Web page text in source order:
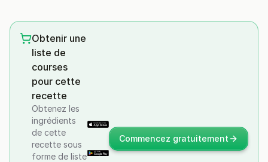
Obtenir une
liste de
courses
pour cette
recette
Obtenez les
ingrédients
de cette
recette sous
forme de liste
Commencez gratuitement